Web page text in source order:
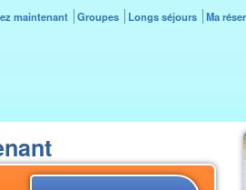
maintenant Groupes Longs séjours Ma